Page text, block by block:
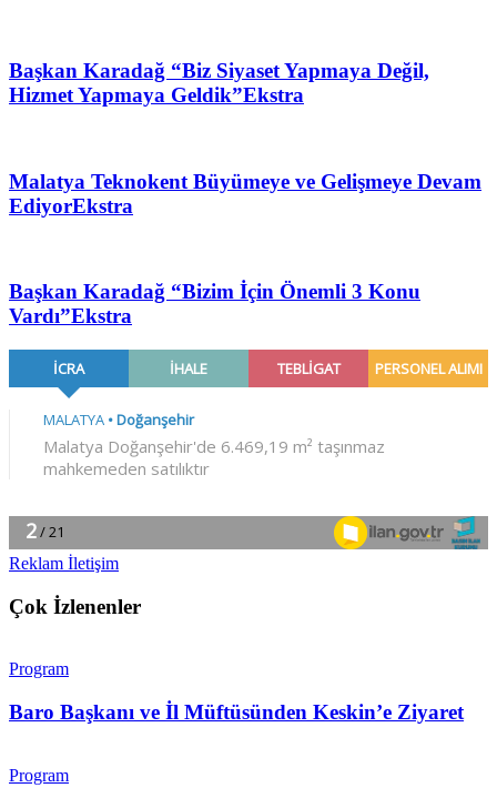
Başkan Karadağ “Biz Siyaset Yapmaya Değil,
Hizmet Yapmaya Geldik”Ekstra
Malatya Teknokent Büyümeye ve Gelişmeye Devam
EdiyorEkstra
Başkan Karadağ “Bizim İçin Önemli 3 Konu
Vardı”Ekstra
Reklam İletişim
Çok İzlenenler
Program
Baro Başkanı ve İl Müftüsünden Keskin’e Ziyaret
Program